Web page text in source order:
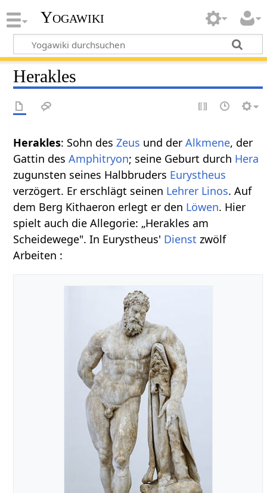
Yogawiki
Herakles
Herakles: Sohn desZeus und derAlkmene, der
Gattin desAmphitryon; seine Geburt durch Hera
zugunsten seines Halbbruders Eurystheus
verzögert. Er erschlägt seinen Lehrer Linos. Auf
dem Berg Kithaeron erlegt er den Löwen. Hier
spielt auch die Allegorie: „Herakles am
Scheidewege". In Eurystheus' Dienst zwölf
Arbeiten :